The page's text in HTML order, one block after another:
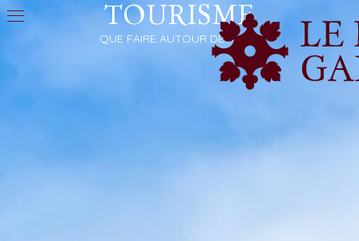
TOURISME
QUE FAIRE AUTOUR DE NÎMES